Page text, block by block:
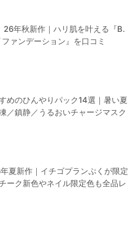
26年秋新作｜ハリ肌を叶える『B.
ァンデーション』を口コミ
めのひんやりパック14選｜暑い夏
／鎮静／うるおいチャージマスク
夏新作｜イチゴプランぷくが限定
ーク新色やネイル限定色も全品レ